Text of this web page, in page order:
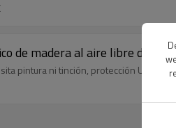
de madera al aire libre
pintura ni tinción, protección UV